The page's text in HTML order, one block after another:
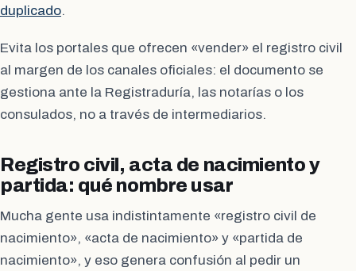
duplicado.
Evita los portales que ofrecen «vender» el registro civil
al margen de los canales oficiales: el documento se
gestiona ante la Registraduría, las notarías o los
consulados, no a través de intermediarios.
Registro civil, acta de nacimiento y
partida: qué nombre usar
Mucha gente usa indistintamente «registro civil de
nacimiento», «acta de nacimiento» y «partida de
nacimiento», y eso genera confusión al pedir un